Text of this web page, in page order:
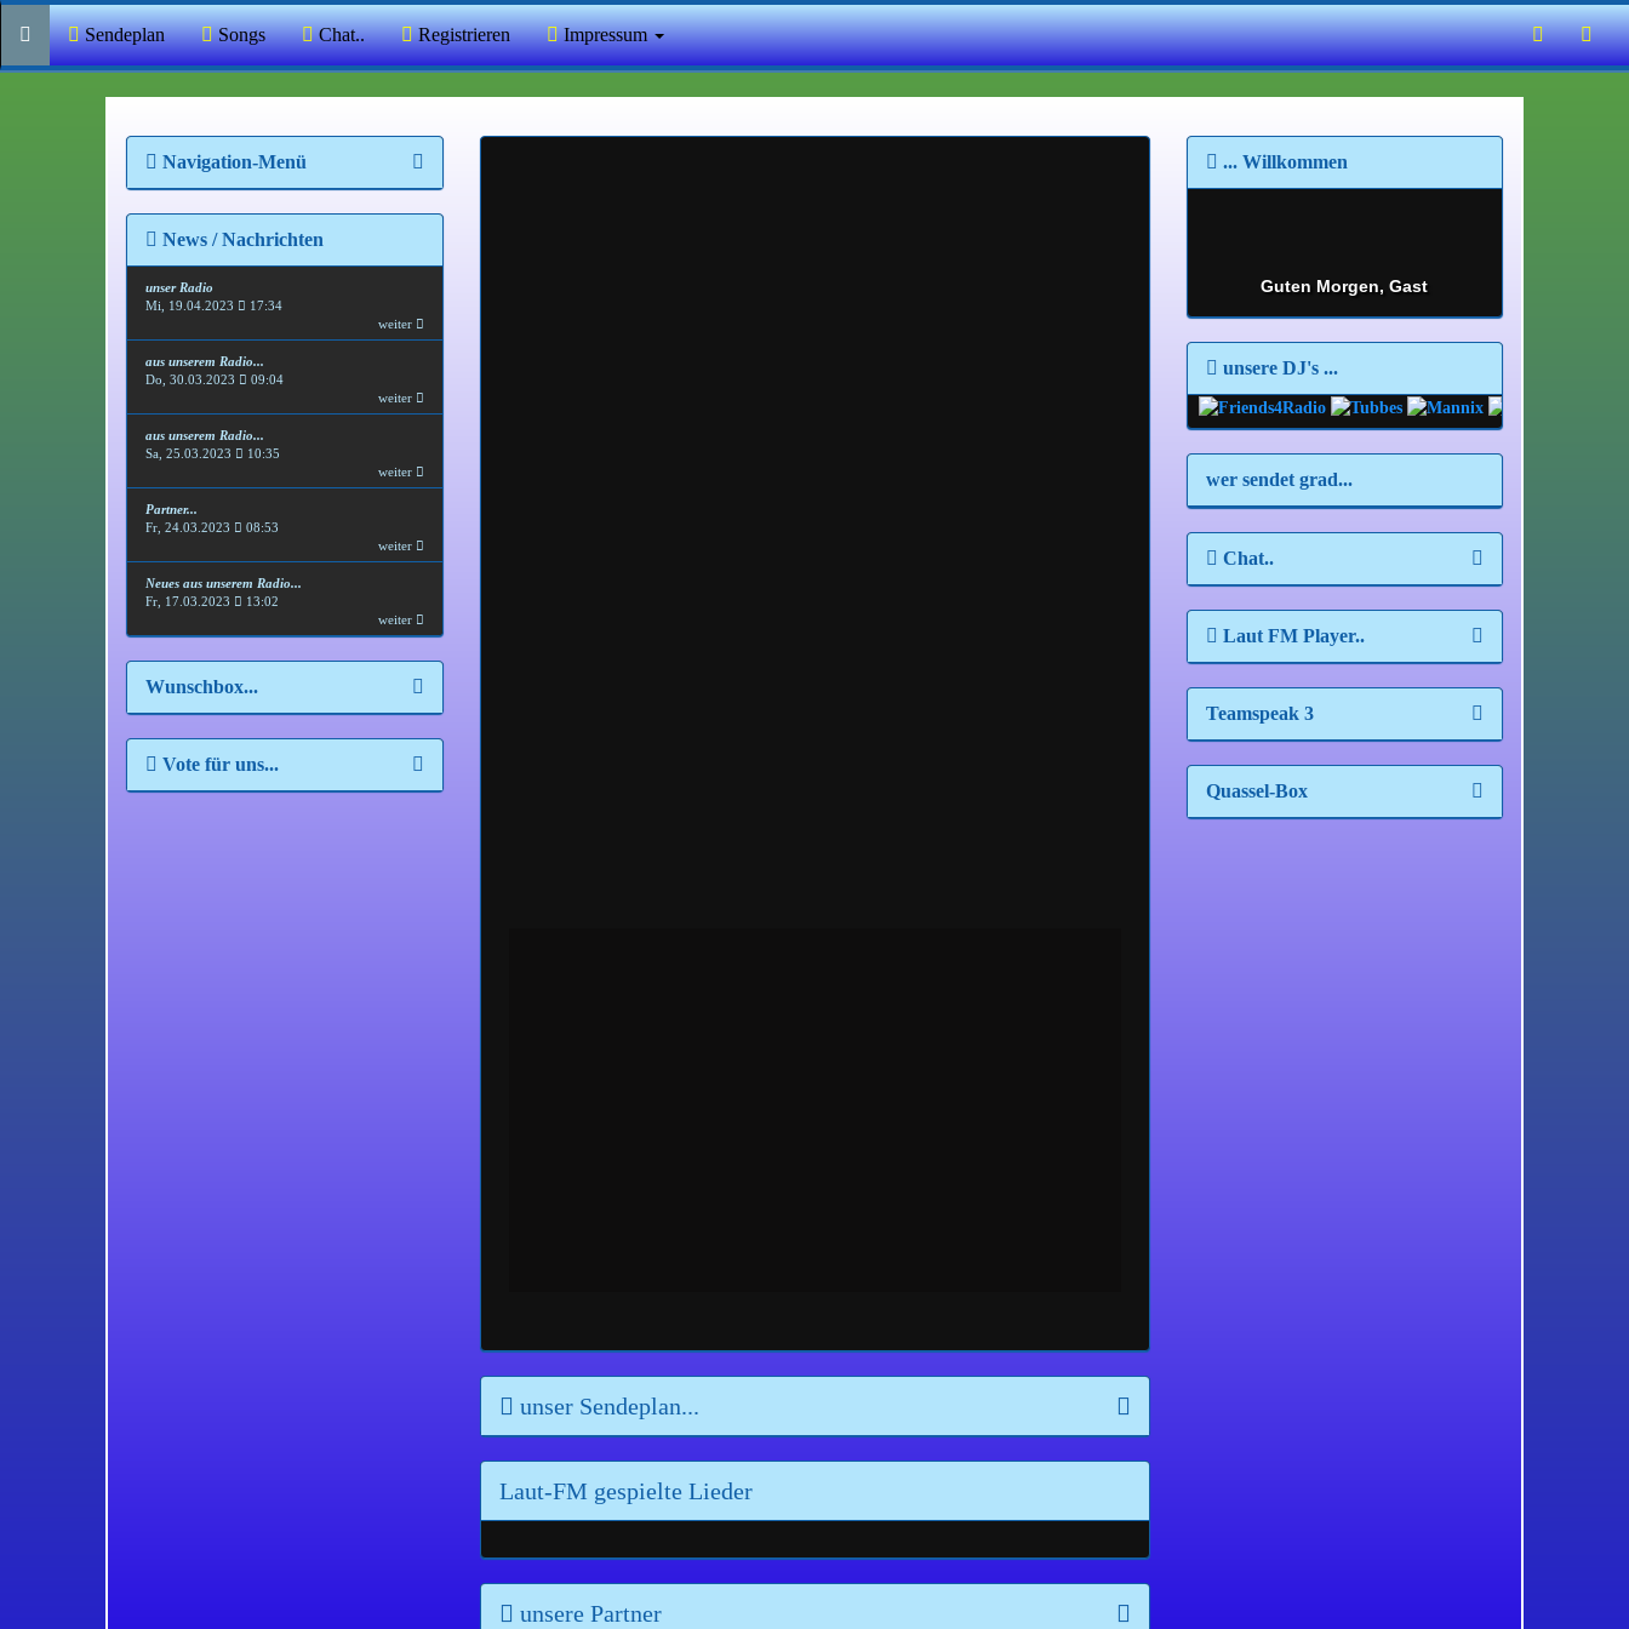
Sendeplan Songs Chat.. Registrieren Impressum
Navigation-Menü
News / Nachrichten
unser Radio
Mi, 19.04.2023
17:34
weiter
aus unserem Radio...
Do, 30.03.2023
09:04
weiter
aus unserem Radio...
Sa, 25.03.2023
10:35
weiter
Partner...
Fr, 24.03.2023
08:53
weiter
Neues aus unserem Radio...
Fr, 17.03.2023
13:02
weiter
Wunschbox...
Vote für uns...
unser Sendeplan...
Laut-FM gespielte Lieder
unsere Partner
... Willkommen
Guten Morgen, Gast
unsere DJ's ...
wer sendet grad...
Chat..
Laut FM Player..
Teamspeak 3
Quassel-Box